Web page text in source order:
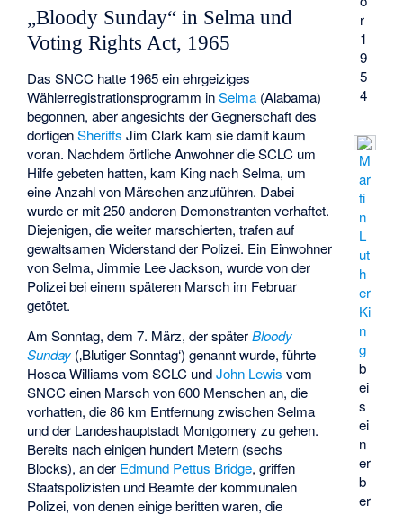
r
1
9
5
4
M
ar
ti
n
L
ut
h
er
Ki
n
g
b
ei
s
ei
n
er
b
er
„Bloody Sunday“ in Selma und
Voting Rights Act, 1965
Das SNCC hatte 1965 ein ehrgeiziges
Wählerregistrationsprogramm inSelma (Alabama)
begonnen, aber angesichts der Gegnerschaft des
dortigenSheriffs Jim Clark kam sie damit kaum
voran. Nachdem örtliche Anwohner die SCLC um
Hilfe gebeten hatten, kam King nach Selma, um
eine Anzahl von Märschen anzuführen. Dabei
wurde er mit 250 anderen Demonstranten verhaftet.
Diejenigen, die weiter marschierten, trafen auf
gewaltsamen Widerstand der Polizei. Ein Einwohner
von Selma, Jimmie Lee Jackson, wurde von der
Polizei bei einem späteren Marsch im Februar
getötet.
Am Sonntag, dem 7. März, der späterBloody
Sunday (‚Blutiger Sonntag‘) genannt wurde, führte
Hosea Williams vom SCLC undJohn Lewis vom
SNCC einen Marschvon 600 Menschen an, die
vorhatten, die 86 km Entfernung zwischen Selma
und der Landeshauptstadt Montgomery zu gehen.
Bereits nach einigen hundert Metern (sechs
Blocks), an der Edmund Pettus Bridge, griffen
Staatspolizisten und Beamte der kommunalen
Polizei, von denen einige beritten waren, die